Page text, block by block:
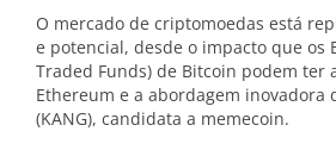
O mercado de criptomoedas está
e potencial, desde o impacto que os
Traded Funds) de Bitcoin podem ter
Ethereum e a abordagem inovadora
(KANG), candidata a memecoin.